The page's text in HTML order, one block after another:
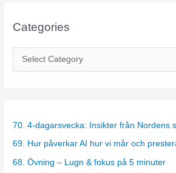
Categories
a
g
70. 4-dagarsvecka: Insikter från Nordens
69. Hur påverkar AI hur vi mår och
68. Övning – Lugn & fokus på 5 minuter